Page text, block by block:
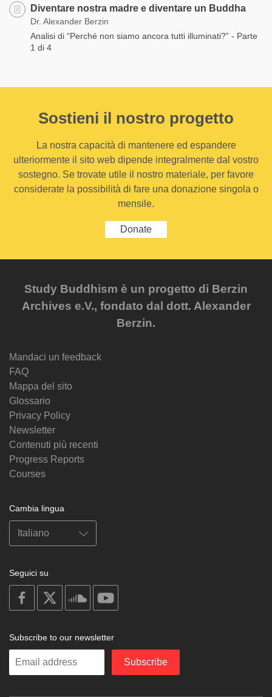
Diventare nostra madre e diventare un Buddha
Dr. Alexander Berzin
Analisi di “Perché non siamo ancora tutti illuminati?” - Parte
1 di 4
Sostieni il nostro progetto
La nostra capacità di mantenere ed espandere
ulteriormente il sito web dipende integralmente dal vostro
sostegno. Se trovate utile il nostro materiale, per favore
considerate la possibilità di fare una donazione singola o
mensile.
Donate
Study Buddhism è un progetto di Berzin
Archives e.V., fondato dal dott. Alexander
Berzin.
Mandaci un feedback
FAQ
Mappa del sito
Glossario
Privacy Policy
Newsletter
Contenuti più recenti
Progress Reports
Courses
Cambia lingua
Seguici su
on
facebook
soundcloud
Subscribe to our newsletter
Enter
Subscribe